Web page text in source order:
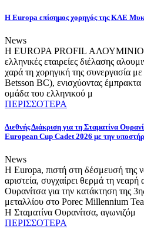
Η Europa επίσημος χορηγός της ΚΑΕ
News
Η EUROPA PROFIL ΑΛΟΥΜΙΝΙΟ
ελληνικές εταιρείες διέλασης
χαρά τη χορηγική της
Betsson BC), ενισχύοντας
ομάδα του ελληνικού μ
ΠΕΡΙΣΣΟΤΕΡΑ
Διεθνής Διάκριση για τη Σταματίνα
European Cup Cadet 2026 με την
News
Η Europa, πιστή στη δέσμευσή της
αριστεία, συγχαίρει θερμά τη νεαρή
Ουρανίτσα για την κατάκτηση της
μεταλλίου στο Porec Millennium
Η Σταματίνα Ουρανίτσα, αγωνιζόμ
ΠΕΡΙΣΣΟΤΕΡΑ